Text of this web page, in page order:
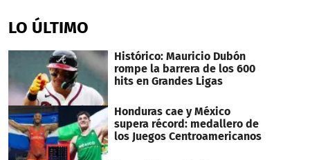
of
2
31
seconds
LO ÚLTIMO
Histórico: Mauricio Dubón
rompe la barrera de los 600
hits en Grandes Ligas
Honduras cae y México
supera récord: medallero de
los Juegos Centroamericanos